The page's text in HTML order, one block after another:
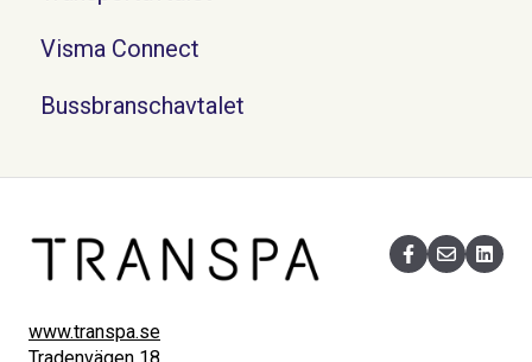
Visma Connect
Bussbranschavtalet
www.transpa.se